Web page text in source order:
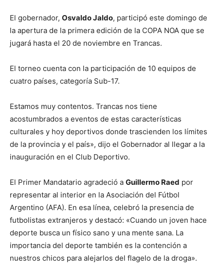
El gobernador, Osvaldo Jaldo, participó este domingo de
la apertura de la primera edición de la COPA NOA que se
jugará hasta el 20 de noviembre en Trancas.
El torneo cuenta con la participación de 10 equipos de
cuatro países, categoría Sub-17.
Estamos muy contentos. Trancas nos tiene
acostumbrados a eventos de estas características
culturales y hoy deportivos donde trascienden los límites
de la provincia y el país», dijo el Gobernador al llegar a la
inauguración en el Club Deportivo.
El Primer Mandatario agradeció a Guillermo Raed por
representar al interior en la Asociación del Fútbol
Argentino (AFA). En esa línea, celebró la presencia de
futbolistas extranjeros y destacó: «Cuando un joven hace
deporte busca un físico sano y una mente sana. La
importancia del deporte también es la contención a
nuestros chicos para alejarlos del flagelo de la droga».